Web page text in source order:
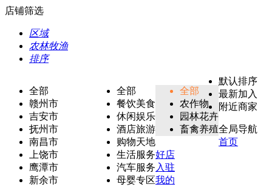
店铺筛选
区域
农林牧渔
排序
全部
赣州市
吉安市
抚州市
南昌市
上饶市
鹰潭市
新余市
全部
餐饮美食
休闲娱乐
酒店旅游
购物天地
生活服务
汽车服务
母婴专区
全部
农作物
园林花卉
畜禽养殖
默认排序
最新加入
附近商家
全局导航
首页
好店
入驻
我的